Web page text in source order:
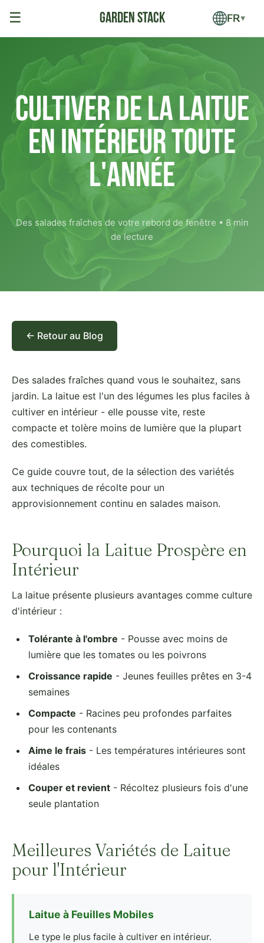
☰ FR▼
Cultiver de la Laitue
en Intérieur Toute
l'Année
Des salades fraîches de votre rebord de fenêtre • 8 min
de lecture
← Retour au Blog
Des salades fraîches quand vous le souhaitez, sans
jardin. La laitue est l'un des légumes les plus faciles à
cultiver en intérieur - elle pousse vite, reste
compacte et tolère moins de lumière que la plupart
des comestibles.
Ce guide couvre tout, de la sélection des variétés
aux techniques de récolte pour un
approvisionnement continu en salades maison.
Pourquoi la Laitue Prospère en
Intérieur
La laitue présente plusieurs avantages comme culture
d'intérieur :
Tolérante à l'ombre - Pousse avec moins de
lumière que les tomates ou les poivrons
Croissance rapide - Jeunes feuilles prêtes en 3-4
semaines
Compacte - Racines peu profondes parfaites
pour les contenants
Aime le frais - Les températures intérieures sont
idéales
Couper et revient - Récoltez plusieurs fois d'une
seule plantation
Meilleures Variétés de Laitue
pour l'Intérieur
Laitue à Feuilles Mobiles
Le type le plus facile à cultiver en intérieur.